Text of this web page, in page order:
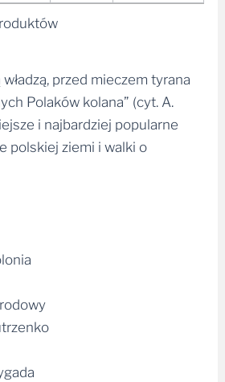
przed mieczem tyrana
Polaków kolana” (cyt. A.
i najbardziej popularne
polskiej ziemi i walki o